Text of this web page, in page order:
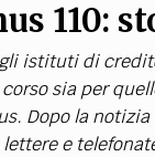
110:
gli istituti di
sia per
Dopo la
lettere e